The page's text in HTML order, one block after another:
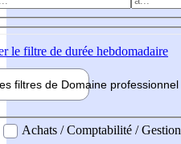
le filtre de durée hebdomadaire
filtres de Domaine professionnel
professionel
Achats / Comptabilité / Gestion